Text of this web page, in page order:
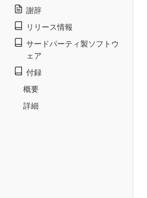
謝辞
リリース情報
サードパーティ製ソフトウ
ェア
付録
概要
詳細